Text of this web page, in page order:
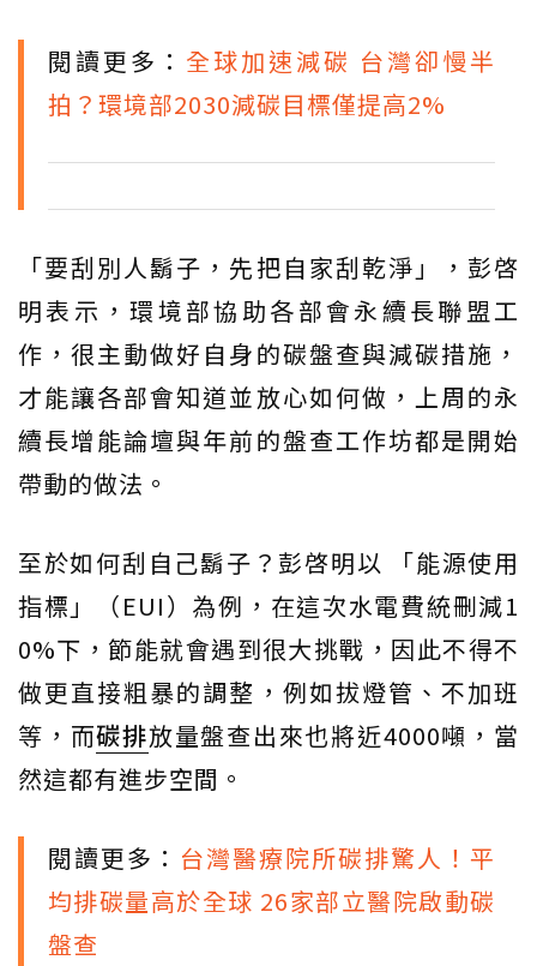
閱讀更多： 全球加速減碳 台灣卻慢半
拍？環境部2030減碳目標僅提高2%
「要刮別人鬍子，先把自家刮乾淨」，彭啓
明表示，環境部協助各部會永續長聯盟工
作，很主動做好自身的碳盤查與減碳措施，
才能讓各部會知道並放心如何做，上周的永
續長增能論壇與年前的盤查工作坊都是開始
帶動的做法。
至於如何刮自己鬍子？彭啓明以 「能源使用
指標」（EUI）為例，在這次水電費統刪減1
0%下，節能就會遇到很大挑戰，因此不得不
做更直接粗暴的調整，例如拔燈管、不加班
等，而碳排放量盤查出來也將近4000噸，當
然這都有進步空間。
閱讀更多： 台灣醫療院所碳排驚人！平
均排碳量高於全球 26家部立醫院啟動碳
盤查